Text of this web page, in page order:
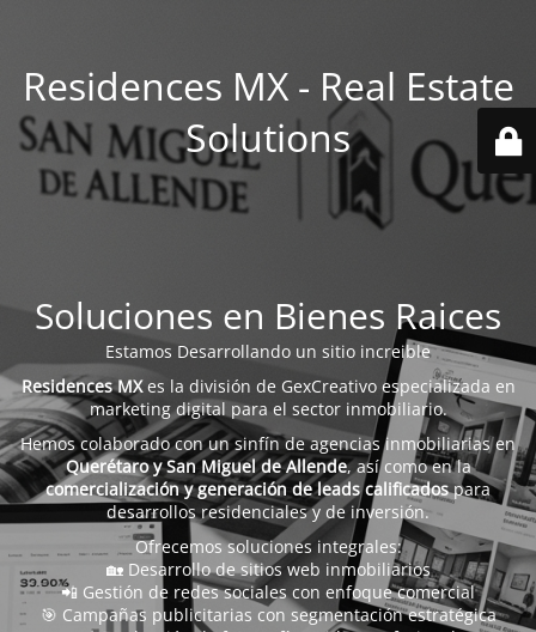
Residences MX - Real Estate
Solutions
Soluciones en Bienes Raices
Estamos Desarrollando un sitio increible
Residences MXes la división de GexCreativo especializada en
marketing digital para el sector inmobiliario.
Hemos colaborado con un sinfín de agencias inmobiliarias en
Querétaro y San Miguel de Allende, así como en la
comercialización y generación de leads calificadospara
desarrollos residenciales y de inversión.
Ofrecemos soluciones integrales:
🏡 Desarrollo de sitios web inmobiliarios
📲 Gestión de redes sociales con enfoque comercial
🎯 Campañas publicitarias con segmentación estratégica